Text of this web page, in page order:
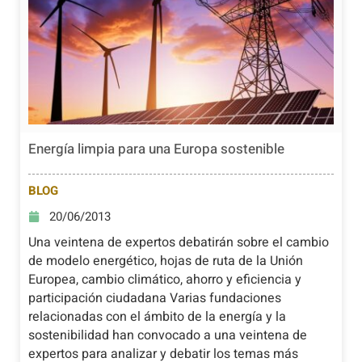
Energía limpia para una Europa sostenible
BLOG
20/06/2013
Una veintena de expertos debatirán sobre el cambio
de modelo energético, hojas de ruta de la Unión
Europea, cambio climático, ahorro y eficiencia y
participación ciudadana Varias fundaciones
relacionadas con el ámbito de la energía y la
sostenibilidad han convocado a una veintena de
expertos para analizar y debatir los temas más